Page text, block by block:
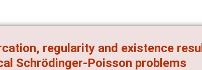
regularity and existence
Schrödinger-Poisson problems